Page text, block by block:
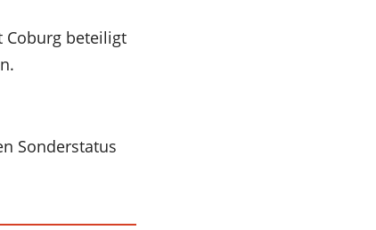
Coburg beteiligt
Sonderstatus